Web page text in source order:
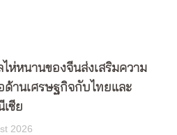
ห่หนานของจีนส่งเสริมความ
ด้านเศรษฐกิจกับไทยและ
เซีย
2026